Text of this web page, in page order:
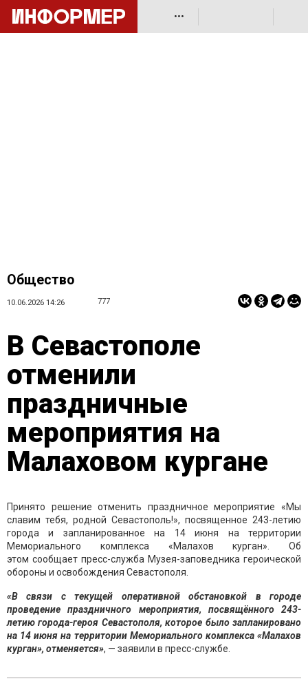
•••
Общество
10.06.2026 14:26 777
В Севастополе
отменили
праздничные
мероприятия на
Малаховом кургане
Принято решение отменить праздничное мероприятие «Мы
славим тебя, родной Севастополь!», посвященное 243-летию
города и запланированное на 14 июня на территории
Мемориального комплекса «Малахов курган». Об
этом сообщает пресс-служба Музея-заповедника героической
обороны и освобождения Севастополя.
«В связи с текущей оперативной обстановкой в городе
проведение праздничного мероприятия, посвящённого 243-
летию города-героя Севастополя, которое было запланировано
на 14 июня на территории Мемориального комплекса «Малахов
курган», отменяется», — заявили в пресс-службе.